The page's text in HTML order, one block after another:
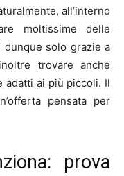
all’interno
moltissime delle
dunque solo grazie a
trovare anche
adatti ai più piccoli. Il
pensata per
prova